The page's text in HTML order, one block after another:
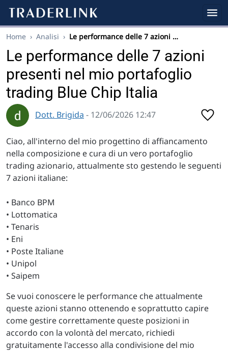
Home › Analisi › Le performance delle 7 azioni …
Le performance delle 7 azioni
presenti nel mio portafoglio
trading Blue Chip Italia
Dott. Brigida - 12/06/2026 12:47
Ciao, all'interno del mio progettino di affiancamento
nella composizione e cura di un vero portafoglio
trading azionario, attualmente sto gestendo le seguenti
7 azioni italiane:
• Banco BPM
• Lottomatica
• Tenaris
• Eni
• Poste Italiane
• Unipol
• Saipem
Se vuoi conoscere le performance che attualmente
queste azioni stanno ottenendo e soprattutto capire
come gestire correttamente queste posizioni in
accordo con la volontà del mercato, richiedi
gratuitamente l'accesso alla condivisione del mio